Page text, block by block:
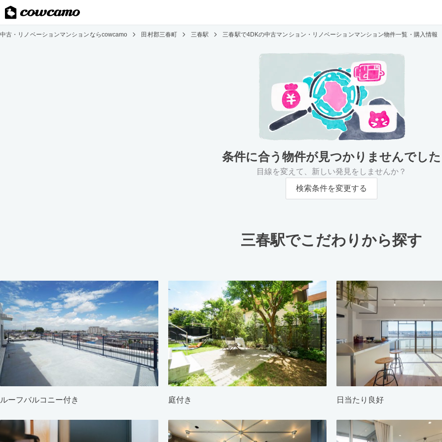
中古・リノベーションマンションならcowcamo 田村郡三春町 三春駅 三春駅で4DKの中古マンション・リノベーションマンション物件一覧・購入情報
条件に合う物件が見つかりませんでした
目線を変えて、新しい発見をしませんか？
検索条件を変更する
三春駅でこだわりから探す
ルーフバルコニー付き 庭付き 日当たり良好